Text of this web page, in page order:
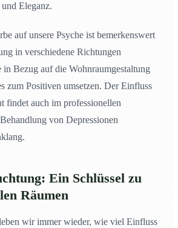
Eleganz.
auf unsere Psyche ist bemerkenswert
in verschiedene Richtungen
in Bezug auf die Wohnraumgestaltung
zum Positiven umsetzen. Der Einfluss
findet auch im professionellen
von Depressionen
Ein Schlüssel zu
Räumen
wir immer wieder, wie viel Einfluss